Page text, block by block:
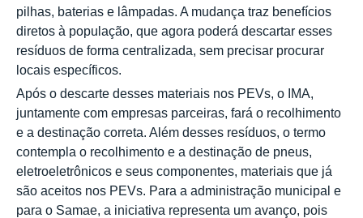
pilhas, baterias e lâmpadas. A mudança traz benefícios
diretos à população, que agora poderá descartar esses
resíduos de forma centralizada, sem precisar procurar
locais específicos.
Após o descarte desses materiais nos PEVs, o IMA,
juntamente com empresas parceiras, fará o recolhimento
e a destinação correta. Além desses resíduos, o termo
contempla o recolhimento e a destinação de pneus,
eletroeletrônicos e seus componentes, materiais que já
são aceitos nos PEVs. Para a administração municipal e
para o Samae, a iniciativa representa um avanço, pois